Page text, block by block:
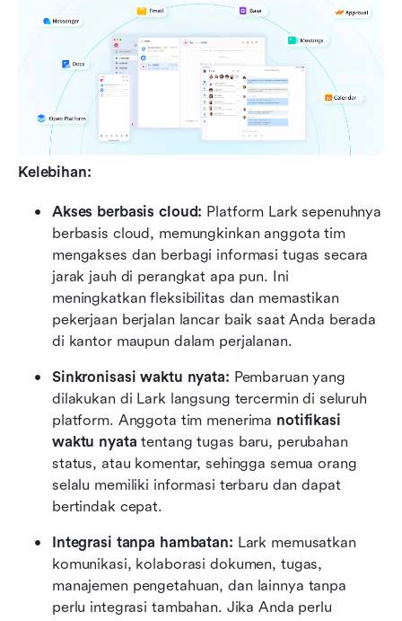
Kelebihan:
Akses berbasis cloud: Platform Lark sepenuhnya
berbasis cloud, memungkinkan anggota tim
mengakses dan berbagi informasi tugas secara
jarak jauh di perangkat apa pun. Ini
meningkatkan fleksibilitas dan memastikan
pekerjaan berjalan lancar baik saat Anda berada
di kantor maupun dalam perjalanan.
Sinkronisasi waktu nyata: Pembaruan yang
dilakukan di Lark langsung tercermin di seluruh
platform. Anggota tim menerima notifikasi
waktu nyata tentang tugas baru, perubahan
status, atau komentar, sehingga semua orang
selalu memiliki informasi terbaru dan dapat
bertindak cepat.
Integrasi tanpa hambatan: Lark memusatkan
komunikasi, kolaborasi dokumen, tugas,
manajemen pengetahuan, dan lainnya tanpa
perlu integrasi tambahan. Jika Anda perlu